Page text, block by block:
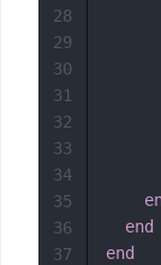
end
end
28
29
30
31
32
33
34
35
36
37